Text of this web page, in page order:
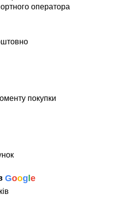
оператора
покупки
Goog e